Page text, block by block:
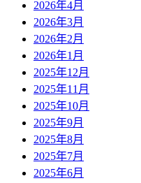
2026年4月
2026年3月
2026年2月
2026年1月
2025年12月
2025年11月
2025年10月
2025年9月
2025年8月
2025年7月
2025年6月